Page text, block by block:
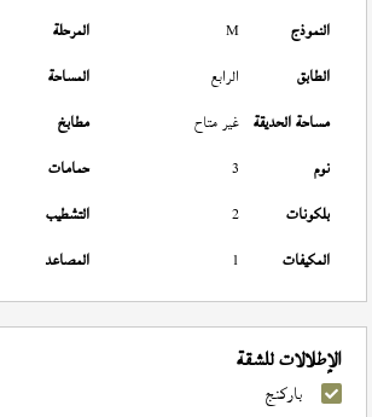
النموذج
M المرحلة
الطابق
الرابع المساحة
مساحة الحديقة غير متاح مطابخ
نوم
3 حمامات
بلكونات
2 التشطيب
المكيفات
1 المصاعد
الإطلالات للشقة
باركنج